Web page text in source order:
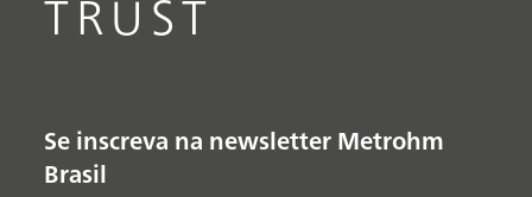
TRUST
Se inscreva na newsletter Metrohm
Brasil